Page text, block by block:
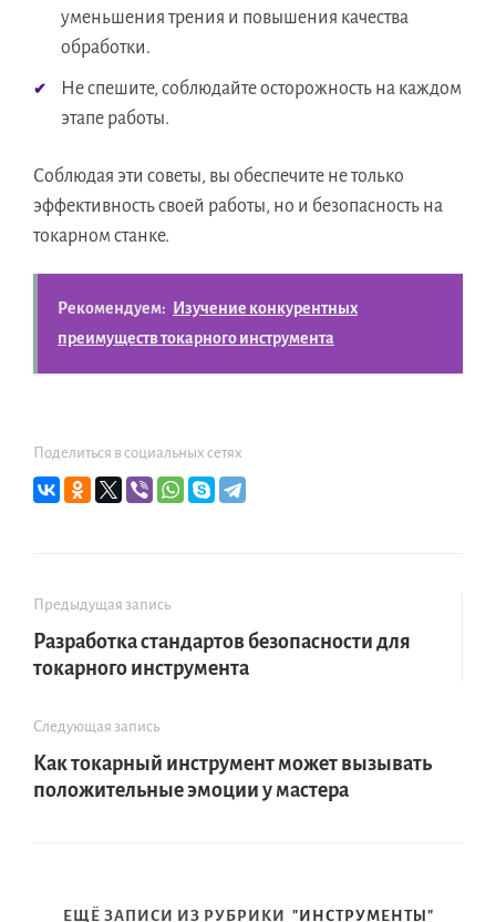
уменьшения трения и повышения качества
обработки.
Не спешите, соблюдайте осторожность на каждом
этапе работы.
Соблюдая эти советы, вы обеспечите не только
эффективность своей работы, но и безопасность на
токарном станке.
Рекомендуем:
Изучение конкурентных
преимуществ токарного инструмента
Поделиться в социальных сетях
Предыдущая запись
Разработка стандартов безопасности для
токарного инструмента
Следующая запись
Как токарный инструмент может вызывать
положительные эмоции у мастера
ЕЩЁ ЗАПИСИ ИЗ РУБРИКИ "ИНСТРУМЕНТЫ"